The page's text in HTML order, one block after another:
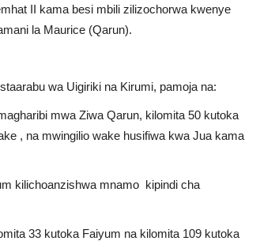
II kama besi mbili zilizochorwa kwenye
la Maurice (Qarun).
wa Uigiriki na Kirumi, pamoja na:
mwa Ziwa Qarun, kilomita 50 kutoka
, na mwingilio wake husifiwa kwa Jua kama
kilichoanzishwa mnamo kipindi cha
33 kutoka Faiyum na kilomita 109 kutoka